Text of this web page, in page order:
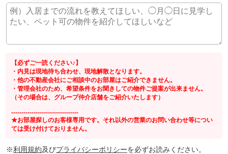
【必ずご一読ください♪】
・内見は現地待ち合わせ、現地解散となります。
・他の不動産会社にご相談中のお部屋はご紹介できません。
・管理会社のため、希望条件をお聞きしての物件ご提案が出来ません。
（その場合は、グループ仲介店舗をご紹介いたします）
---------------------------------
★お部屋探しのお客様専用です。それ以外の営業のお問い合わせ等につい
ては受け付けておりません。
※利用規約及びプライバシーポリシーを必ずお読みください。